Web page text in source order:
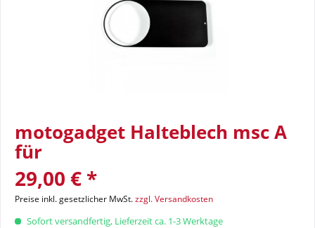
motogadget Halteblech msc A
für
29,00 € *
Preise inkl. gesetzlicher MwSt.zzgl. Versandkosten
Sofort versandfertig, Lieferzeit ca. 1-3 Werktage